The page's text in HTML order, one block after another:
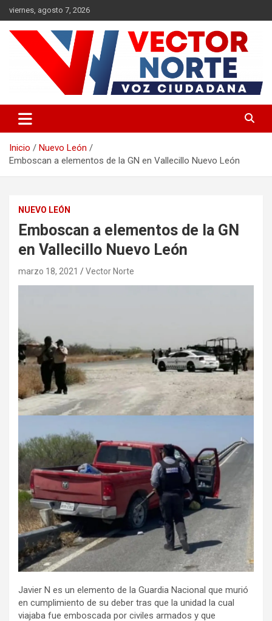
Saltar
al
contenido
viernes, agosto 7, 2026
Vector Norte
Inicio
Nuevo León
Emboscan a elementos de la GN en Vallecillo Nuevo León
NUEVO LEÓN
Emboscan a elementos de la GN
en Vallecillo Nuevo León
marzo 18, 2021 Vector Norte
Javier N es un elemento de la Guardia Nacional que murió
en cumplimiento de su deber tras que la unidad la cual
viajaba fue emboscada por civiles armados y que